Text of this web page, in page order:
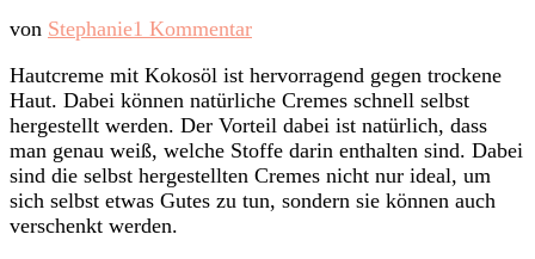
von Stephanie1 Kommentarzu
mit
Kokosöl
Hautcreme mit Kokosöl ist hervorragend gegen trockene
Haut. Dabei können natürliche Cremes schnell selbst
hergestellt werden. Der Vorteil dabei ist natürlich, dass
man genau weiß, welche Stoffe darin enthalten sind. Dabei
sind die selbst hergestellten Cremes nicht nur ideal, um
sich selbst etwas Gutes zu tun, sondern sie können auch
verschenkt werden.